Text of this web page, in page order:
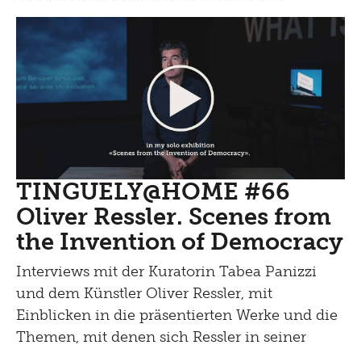
TINGUELY@HOME #66
Oliver Ressler. Scenes from
the Invention of Democracy
Interviews mit der Kuratorin Tabea Panizzi
und dem Künstler Oliver Ressler, mit
Einblicken in die präsentierten Werke und die
Themen, mit denen sich Ressler in seiner